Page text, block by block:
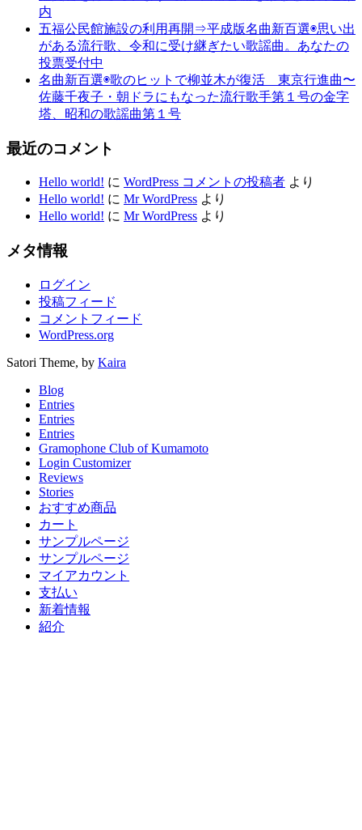
内
五福公民館施設の利用再開⇒平成版名曲新百選◉思い出
がある流行歌、令和に受け継ぎたい歌謡曲。あなたの
投票受付中
名曲新百選◉歌のヒットで柳並木が復活 東京行進曲〜
佐藤千夜子・朝ドラにもなった流行歌手第１号の金字
塔、昭和の歌謡曲第１号
最近のコメント
Hello world! に WordPress コメントの投稿者 より
Hello world! に Mr WordPress より
Hello world! に Mr WordPress より
メタ情報
ログイン
投稿フィード
コメントフィード
WordPress.org
Satori Theme, by Kaira
Blog
Entries
Entries
Entries
Gramophone Club of Kumamoto
Login Customizer
Reviews
Stories
おすすめ商品
カート
サンプルページ
サンプルページ
マイアカウント
支払い
新着情報
紹介